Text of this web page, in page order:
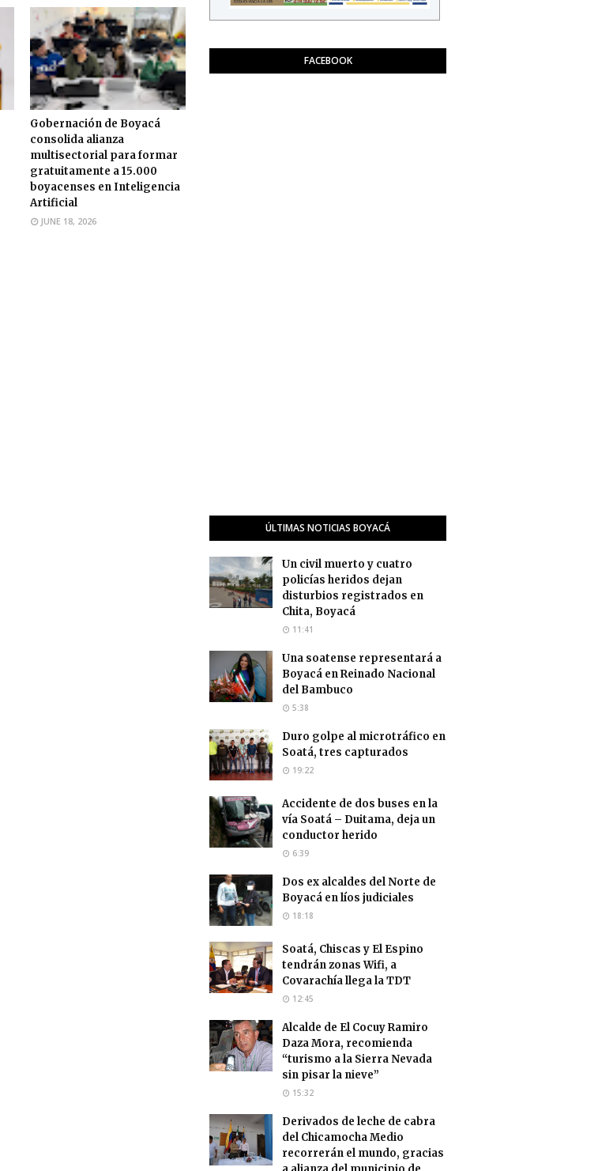
Gobernación de Boyacá
consolida alianza
multisectorial para formar
gratuitamente a 15.000
boyacenses en Inteligencia
Artificial
JUNE 18, 2026
FACEBOOK
ÚLTIMAS NOTICIAS BOYACÁ
Un civil muerto y cuatro
policías heridos dejan
disturbios registrados en
Chita, Boyacá
11:41
Una soatense representará a
Boyacá en Reinado Nacional
del Bambuco
5:38
Duro golpe al microtráfico en
Soatá, tres capturados
19:22
Accidente de dos buses en la
vía Soatá – Duitama, deja un
conductor herido
6:39
Dos ex alcaldes del Norte de
Boyacá en líos judiciales
18:18
Soatá, Chiscas y El Espino
tendrán zonas Wifi, a
Covarachía llega la TDT
12:45
Alcalde de El Cocuy Ramiro
Daza Mora, recomienda
“turismo a la Sierra Nevada
sin pisar la nieve”
15:32
Derivados de leche de cabra
del Chicamocha Medio
recorrerán el mundo, gracias